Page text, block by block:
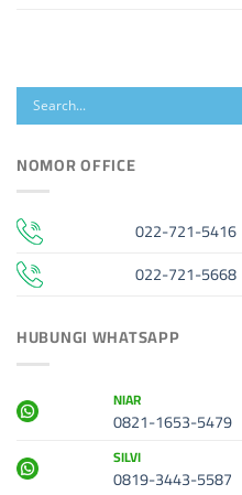
NOMOR OFFICE
022-721-5416
022-721-5668
HUBUNGI WHATSAPP
NIAR
0821-1653-5479
SILVI
0819-3443-5587